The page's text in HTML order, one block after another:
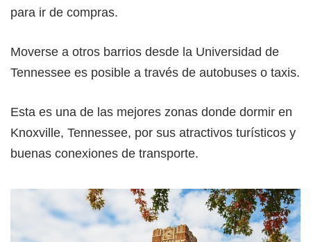
para ir de compras.
Moverse a otros barrios desde la Universidad de
Tennessee es posible a través de autobuses o taxis.
Esta es una de las mejores zonas donde dormir en
Knoxville, Tennessee, por sus atractivos turísticos y
buenas conexiones de transporte.